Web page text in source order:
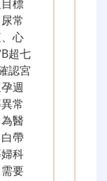
標
常
心
超七
認宮
週
常
醫
帶
科
要